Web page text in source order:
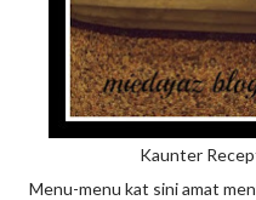
Kaunter
Menu-menu kat sini amat